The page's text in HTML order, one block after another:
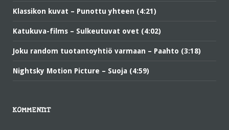
Klassikon kuvat – Punottu yhteen (4:21)
Katukuva-films – Sulkeutuvat ovet (4:02)
Joku random tuotantoyhtiö varmaan – Paahto (3:18)
Nightsky Motion Picture – Suoja (4:59)
KOMMENTIT